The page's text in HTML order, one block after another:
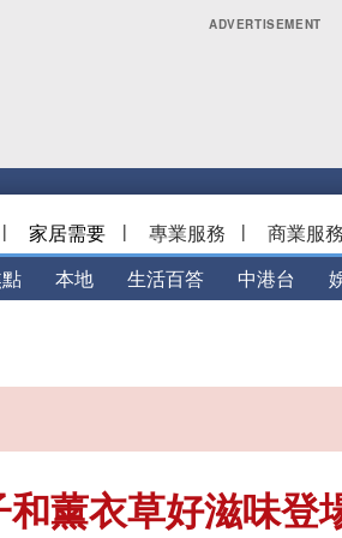
| 家居需要 | 專業服務 | 商業服務
本地 生活百答 中港台
薰衣草好滋味登